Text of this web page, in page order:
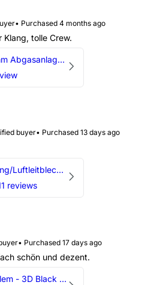
• Purchased 4 months ago
Klang, tolle Crew.
3,5" 90mm Abgasanlage AUDI RSQ3 DNWA 2.5 TFSI
buyer• Purchased 13 days ago
Luftführung/Luftleitblech 5" 125mm offene Ansaugung HPerformance
reviews
• Purchased 17 days ago
schön und dezent.
RS3 Emblem - 3D Black Edition - Schwarz/Schwarz Logo Modellschriftzug